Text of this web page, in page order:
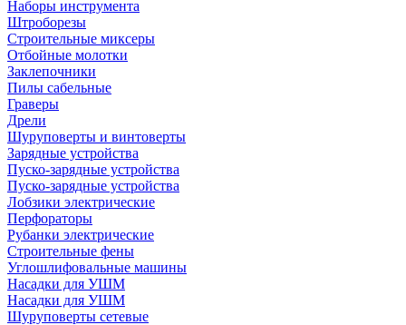
Наборы инструмента
Штроборезы
Строительные миксеры
Отбойные молотки
Заклепочники
Пилы сабельные
Граверы
Дрели
Шуруповерты и винтоверты
Зарядные устройства
Пуско-зарядные устройства
Пуско-зарядные устройства
Лобзики электрические
Перфораторы
Рубанки электрические
Строительные фены
Углошлифовальные машины
Насадки для УШМ
Насадки для УШМ
Шуруповерты сетевые